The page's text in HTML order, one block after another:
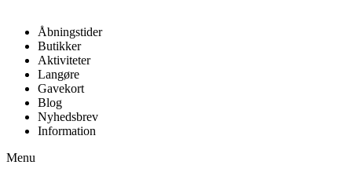
Åbningstider
Butikker
Aktiviteter
Langøre
Gavekort
Blog
Nyhedsbrev
Information
Menu